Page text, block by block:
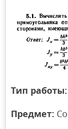
Тип работы:
Предмет: